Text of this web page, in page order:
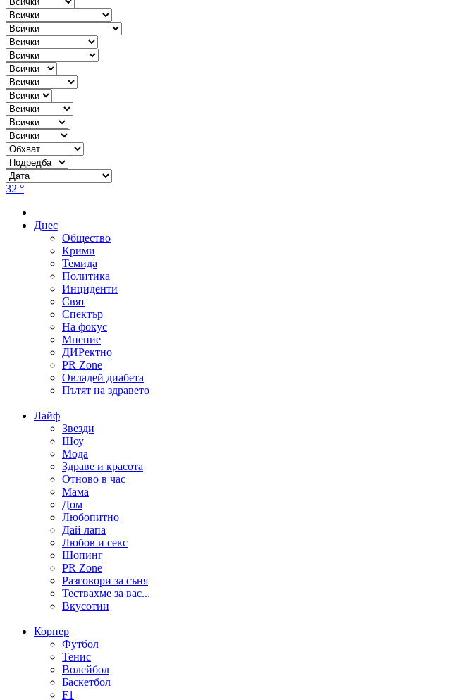
32 °
Днес
Общество
Крими
Темида
Политика
Инциденти
Свят
Спектър
На фокус
Мнение
ДИРектно
PR Zone
Овладей диабета
Пътят на здравето
Лайф
Звезди
Шоу
Мода
Здраве и красота
Отново в час
Мама
Дом
Любопитно
Дай лапа
Любов и секс
Шопинг
PR Zone
Разговори за съня
Тествахме за вас...
Вкусотии
Корнер
Футбол
Тенис
Волейбол
Баскетбол
F1